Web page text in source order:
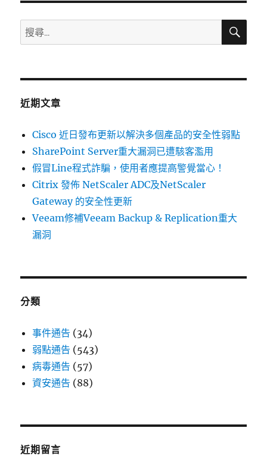
布
新
品
中
弱
點〉
搜
尋
鍵
搜
近期文章
Cisco 近日發布更新以解決多個產品的安全性弱點
SharePoint Server重大漏洞已遭駭客濫用
假冒Line程式詐騙，使用者應提高警覺當心！
Citrix 發佈 NetScaler ADC及NetScaler
Gateway 的安全性更新
Veeam修補Veeam Backup & Replication重大
漏洞
分類
事件通告 (34)
弱點通告 (543)
病毒通告 (57)
資安通告 (88)
近期留言